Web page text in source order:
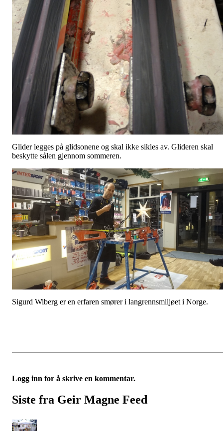
Glider legges på glidsonene og skal ikke sikles av. Glideren skal
beskytte sålen gjennom sommeren.
Sigurd Wiberg er en erfaren smører i langrennsmiljøet i Norge.
Logg inn for å skrive en kommentar.
Siste fra Geir Magne Feed